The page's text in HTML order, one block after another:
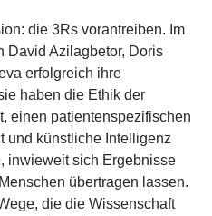
die 3Rs vorantreiben. Im
David Azilagbetor, Doris
erfolgreich ihre
haben die Ethik der
einen patientenspezifischen
und künstliche Intelligenz
inwieweit sich Ergebnisse
übertragen lassen.
die die Wissenschaft